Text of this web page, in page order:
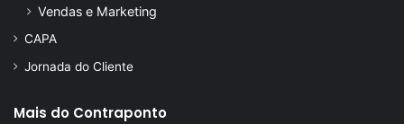
Vendas e Marketing
CAPA
Jornada do Cliente
Mais do Contraponto